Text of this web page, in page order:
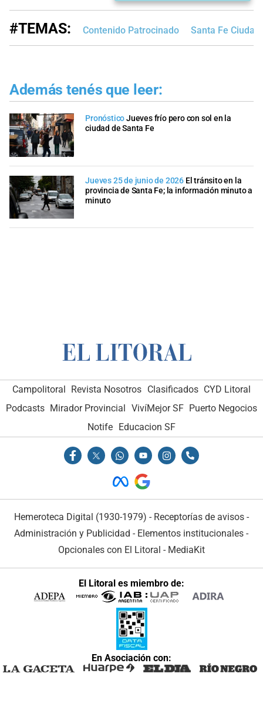
#TEMAS: Contenido Patrocinado Santa Fe Ciudad
Además tenés que leer:
PronósticoJueves frío pero con sol en la
ciudad de Santa Fe
Jueves 25 de junio de 2026 El tránsito en la
provincia de Santa Fe; la información minuto a
minuto
Campolitoral Revista Nosotros Clasificados CYD Litoral
Podcasts Mirador Provincial VivíMejor SF Puerto Negocios
Notife Educacion SF
Hemeroteca Digital (1930-1979) - Receptorías de avisos -
Administración y Publicidad - Elementos institucionales -
Opcionales con El Litoral - MediaKit
El Litoral es miembro de:
En Asociación con: